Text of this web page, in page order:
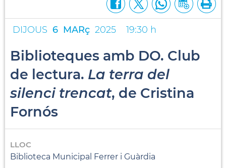
DIJOUS 6 MARç 2025 19:30 h
Biblioteques amb DO. Club
de lectura. La terra del
silenci trencat, de Cristina
Fornós
LLOC
Biblioteca Municipal Ferrer i Guàrdia